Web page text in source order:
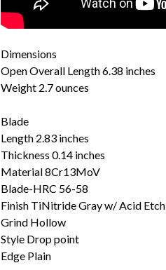
Dimensions
Open Overall Length 6.38 inches
Weight 2.7 ounces
Blade
Length 2.83 inches
Thickness 0.14 inches
Material 8Cr13MoV
Blade-HRC 56-58
Finish TiNitride Gray w/ Acid
Grind Hollow
Style Drop point
Edge Plain